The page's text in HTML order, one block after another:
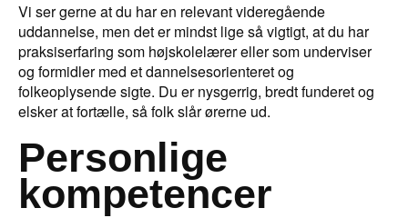
Vi ser gerne at du har en relevant videregående
uddannelse, men det er mindst lige så vigtigt, at du har
praksiserfaring som højskolelærer eller som underviser
og formidler med et dannelsesorienteret og
folkeoplysende sigte. Du er nysgerrig, bredt funderet og
elsker at fortælle, så folk slår ørerne ud.
Personlige
kompetencer